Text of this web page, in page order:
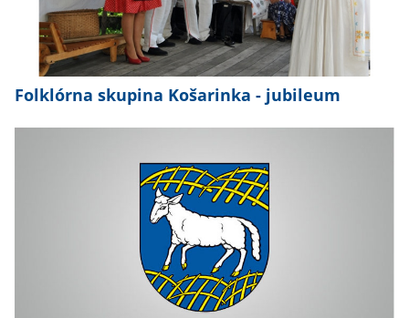
Folklórna skupina Košarinka - jubileum